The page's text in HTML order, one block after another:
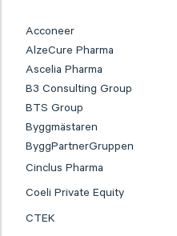
Acconeer
AlzeCure Pharma
Ascelia Pharma
B3 Consulting Group
BTS Group
Byggmästaren
ByggPartnerGruppen
Cinclus Pharma
Coeli Private Equity
CTEK